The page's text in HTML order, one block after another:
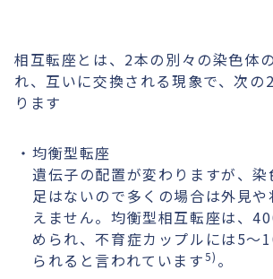
相互転座とは、2本の別々の染色体
れ、互いに交換される現象で、次の
ります
均衡型転座
遺伝子の配置が変わりますが、
足はないので多くの場合は外見
えません。均衡型相互転座は、
められ、不育症カップルには5〜
られると言われています5) 。